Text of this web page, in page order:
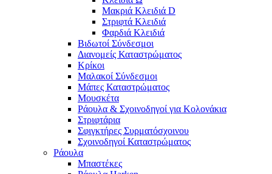
Μακριά Κλειδιά D
Στριφτά Κλειδιά
Φαρδιά Κλειδιά
Βιδωτοί Σύνδεσμοι
Διανομείς Καταστρώματος
Κρίκοι
Μαλακοί Σύνδεσμοι
Μάπες Καταστρώματος
Μουσκέτα
Ράουλα & Σχοινοδηγοί για Κολονάκια
Στριφτάρια
Σφιγκτήρες Συρματόσχοινου
Σχοινοδηγοί Καταστρώματος
Ράουλα
Μπαστέκες